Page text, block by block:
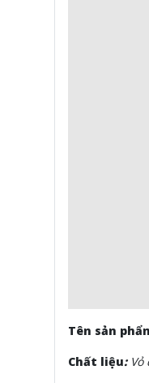
Tên sản
Chất liệu: